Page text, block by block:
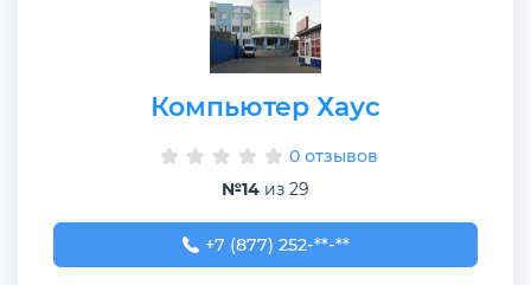
Компьютер Хаус
0 отзывов
№14 из 29
+7 (877) 252-23-44
+7 (877) 252-**-**